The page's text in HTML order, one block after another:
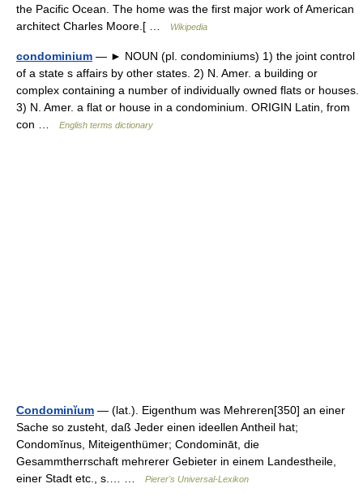
the Pacific Ocean. The home was the first major work of American
architect Charles Moore.[ …
Wikipedia
condominium — ► NOUN (pl. condominiums) 1) the joint control
of a state s affairs by other states. 2) N. Amer. a building or
complex containing a number of individually owned flats or houses.
3) N. Amer. a flat or house in a condominium. ORIGIN Latin, from
con …
English terms dictionary
Condominĭum — (lat.). Eigenthum was Mehreren[350] an einer
Sache so zusteht, daß Jeder einen ideellen Antheil hat;
Condomĭnus, Miteigenthümer; Condomināt, die
Gesammtherrschaft mehrerer Gebieter in einem Landestheile,
einer Stadt etc., s.… …
Pierer's Universal-Lexikon